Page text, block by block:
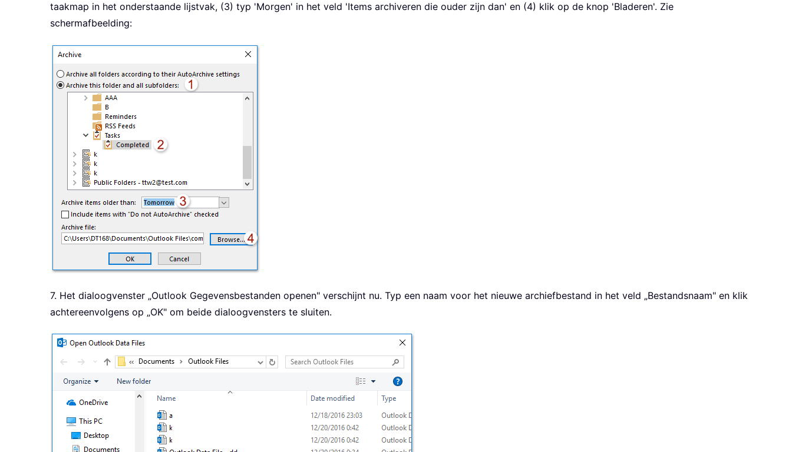
taakmap in het onderstaande lijstvak, (3) typ 'Morgen' in het veld 'Items archiveren die ouder zijn dan' en (4) klik op de knop 'Bladeren'. Zie
schermafbeelding:
7. Het dialoogvenster „Outlook Gegevensbestanden openen" verschijnt nu. Typ een naam voor het nieuwe archiefbestand in het veld „Bestandsnaam" en klik
achtereenvolgens op „OK" om beide dialoogvensters te sluiten.